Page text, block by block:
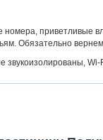
номера, приветливые
Обязательно
звукоизолированы,